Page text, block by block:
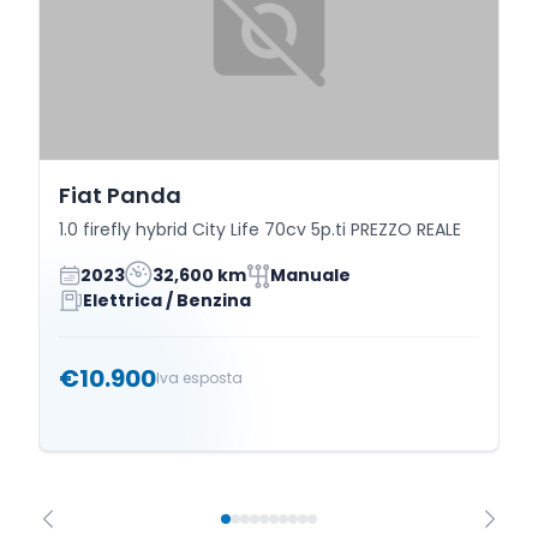
Fiat Panda
1.0 firefly hybrid City Life 70cv 5p.ti PREZZO REALE
2023
32,600 km
Manuale
Elettrica / Benzina
€10.900Iva esposta